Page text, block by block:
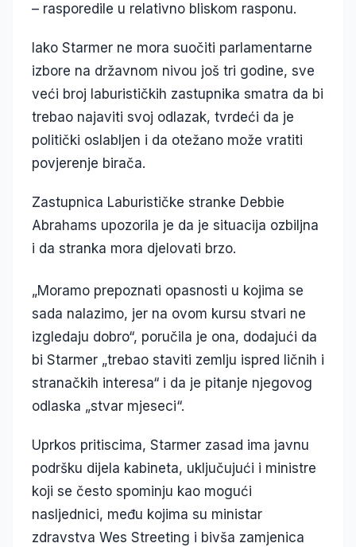
– rasporedile u relativno bliskom rasponu.
Iako Starmer ne mora suočiti parlamentarne
izbore na državnom nivou još tri godine, sve
veći broj laburističkih zastupnika smatra da bi
trebao najaviti svoj odlazak, tvrdeći da je
politički oslabljen i da otežano može vratiti
povjerenje birača.
Zastupnica Laburističke stranke Debbie
Abrahams upozorila je da je situacija ozbiljna
i da stranka mora djelovati brzo.
„Moramo prepoznati opasnosti u kojima se
sada nalazimo, jer na ovom kursu stvari ne
izgledaju dobro“, poručila je ona, dodajući da
bi Starmer „trebao staviti zemlju ispred ličnih i
stranačkih interesa“ i da je pitanje njegovog
odlaska „stvar mjeseci“.
Uprkos pritiscima, Starmer zasad ima javnu
podršku dijela kabineta, uključujući i ministre
koji se često spominju kao mogući
nasljednici, među kojima su ministar
zdravstva Wes Streeting i bivša zamjenica